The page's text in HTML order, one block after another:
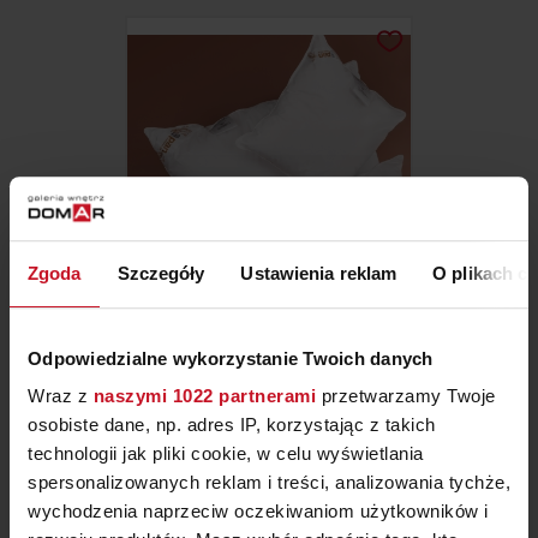
Zgoda Szczegóły Ustawienia reklam O plikach
Odpowiedzialne wykorzystanie Twoich danych
Wraz z naszymi 1022 partnerami przetwarzamy Twoje
osobiste dane, np. adres IP, korzystając z takich
technologii jak pliki cookie, w celu wyświetlania
spersonalizowanych reklam i treści, analizowania tychże,
wychodzenia naprzeciw oczekiwaniom użytkowników i
DELICATE
ZAPYTAJ O CENĘ W SALONIE